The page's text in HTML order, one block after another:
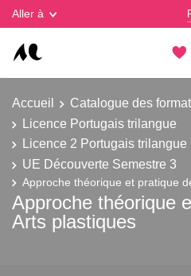
Aller à
Accueil Catalogue des
Licence Portugais trilangue
Licence 2 Portugais trilangue
UE Découverte Semestre 3
Approche théorique et pratique
Approche théorique
Arts plastiques
Gestion des cookies